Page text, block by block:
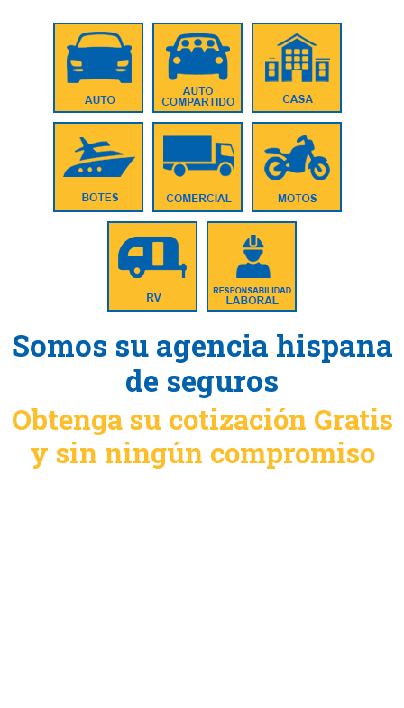
Somos su agencia hispana
de seguros
Obtenga su cotización Gratis
y sin ningún compromiso